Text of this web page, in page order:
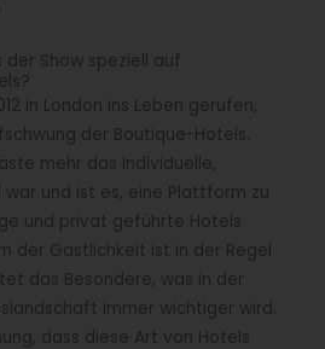
der Show speziell auf
in London ins Leben gerufen,
der Boutique-Hotels.
mehr das Individuelle,
war und ist es, eine Plattform zu
und privat geführte Hotels
der Gastlichkeit ist in der Regel
das Besondere, was in der
immer wichtiger wird.
dass diese Art von Hotels